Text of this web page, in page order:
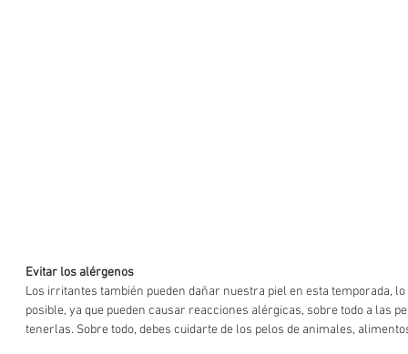
Evitar los alérgenos
Los irritantes también pueden dañar nuestra piel en esta temporada,
posible, ya que pueden causar reacciones alérgicas, sobre todo a las
tenerlas. Sobre todo, debes cuidarte de los pelos de animales,